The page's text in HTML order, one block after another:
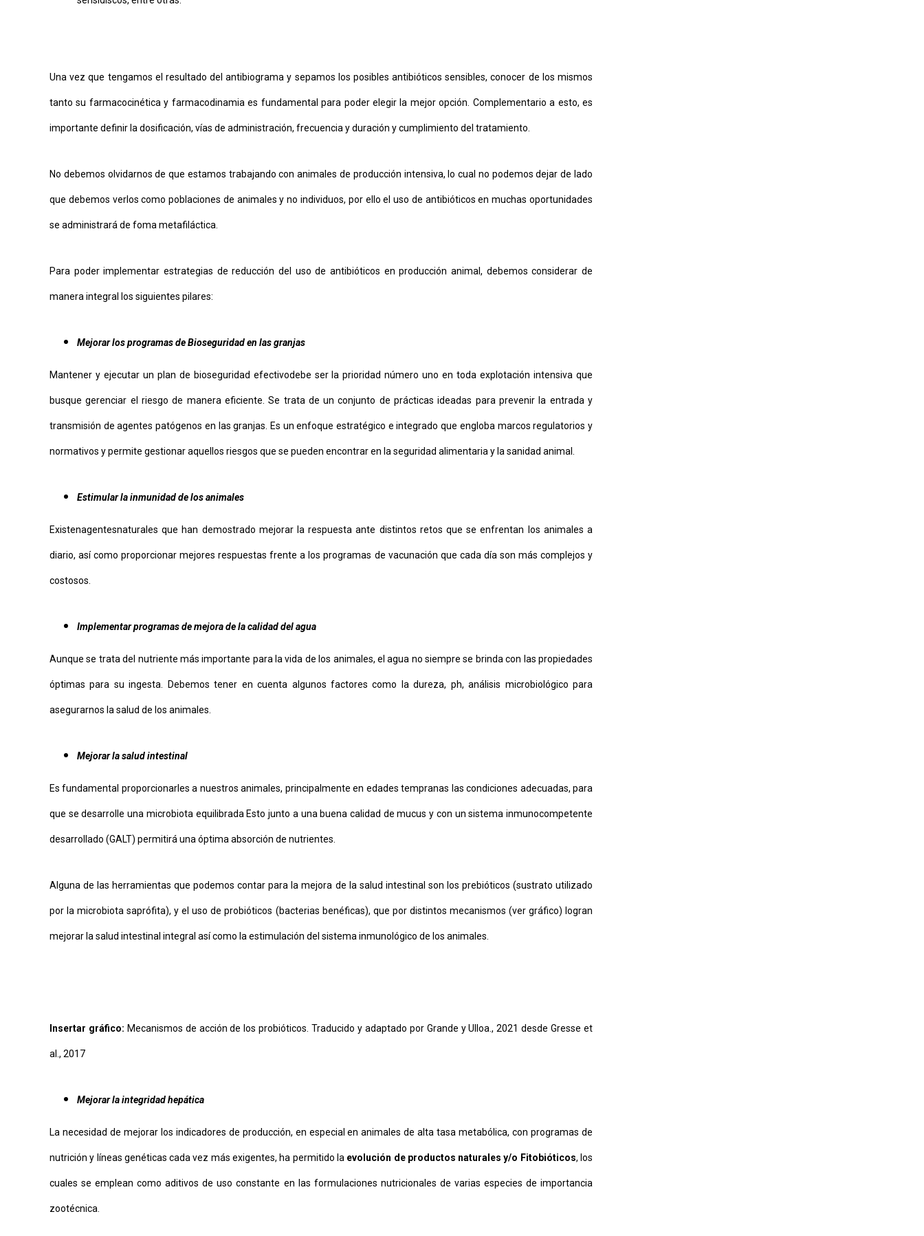
Una vez que tengamos el resultado del antibiograma y sepamos los posibles antibióticos sensibles, conocer de los mismos
tanto su farmacocinética y farmacodinamia es fundamental para poder elegir la mejor opción. Complementario a esto, es
importante definir la dosificación, vías de administración, frecuencia y duración y cumplimiento del tratamiento.
No debemos olvidarnos de que estamos trabajando con animales de producción intensiva, lo cual no podemos dejar de lado
que debemos verlos como poblaciones de animales y no individuos, por ello el uso de antibióticos en muchas oportunidades
se administrará de foma metafiláctica.
Para poder implementar estrategias de reducción del uso de antibióticos en producción animal, debemos considerar de
manera integral los siguientes pilares:
Mejorar los programas de Bioseguridad en las granjas
Mantener y ejecutar un plan de bioseguridad efectivodebe ser la prioridad número uno en toda explotación intensiva que
busque gerenciar el riesgo de manera eficiente. Se trata de un conjunto de prácticas ideadas para prevenir la entrada y
transmisión de agentes patógenos en las granjas. Es un enfoque estratégico e integrado que engloba marcos regulatorios y
normativos y permite gestionar aquellos riesgos que se pueden encontrar en la seguridad alimentaria y la sanidad animal.
Estimular la inmunidad de los animales
Existenagentesnaturales que han demostrado mejorar la respuesta ante distintos retos que se enfrentan los animales a
diario, así como proporcionar mejores respuestas frente a los programas de vacunación que cada día son más complejos y
costosos.
Implementar programas de mejora de la calidad del agua
Aunque se trata del nutriente más importante para la vida de los animales, el agua no siempre se brinda con las propiedades
óptimas para su ingesta. Debemos tener en cuenta algunos factores como la dureza, ph, análisis microbiológico para
asegurarnos la salud de los animales.
Mejorar la salud intestinal
Es fundamental proporcionarles a nuestros animales, principalmente en edades tempranas las condiciones adecuadas, para
que se desarrolle una microbiota equilibrada Esto junto a una buena calidad de mucus y con un sistema inmunocompetente
desarrollado (GALT) permitirá una óptima absorción de nutrientes.
Alguna de las herramientas que podemos contar para la mejora de la salud intestinal son los prebióticos (sustrato utilizado
por la microbiota saprófita), y el uso de probióticos (bacterias benéficas), que por distintos mecanismos (ver gráfico) logran
mejorar la salud intestinal integral así como la estimulación del sistema inmunológico de los animales.
Insertar gráfico: Mecanismos de acción de los probióticos. Traducido y adaptado por Grande y Ulloa., 2021 desde Gresse et
al., 2017
Mejorar la integridad hepática
La necesidad de mejorar los indicadores de producción, en especial en animales de alta tasa metabólica, con programas de
nutrición y líneas genéticas cada vez más exigentes, ha permitido la evolución de productos naturales y/o Fitobióticos, los
cuales se emplean como aditivos de uso constante en las formulaciones nutricionales de varias especies de importancia
zootécnica.